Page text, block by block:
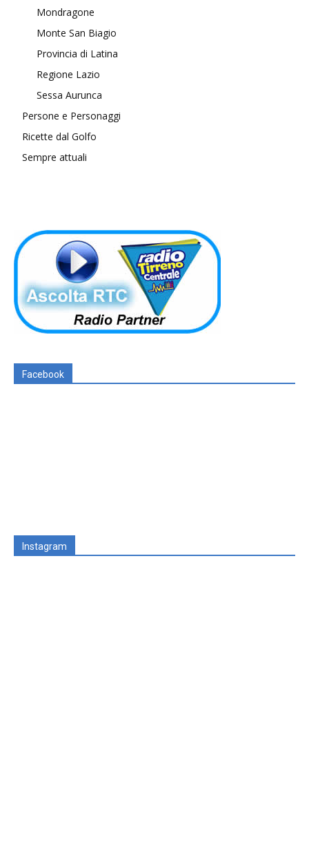
Mondragone
Monte San Biagio
Provincia di Latina
Regione Lazio
Sessa Aurunca
Persone e Personaggi
Ricette dal Golfo
Sempre attuali
Facebook
Instagram